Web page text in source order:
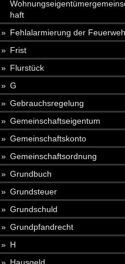
haft
Fehlalarmierung der
Frist
Flurstück
G
Gebrauchsregelung
Gemeinschaftseigentum
Gemeinschaftskonto
Gemeinschaftsordnung
Grundbuch
Grundsteuer
Grundschuld
Grundpfandrecht
H